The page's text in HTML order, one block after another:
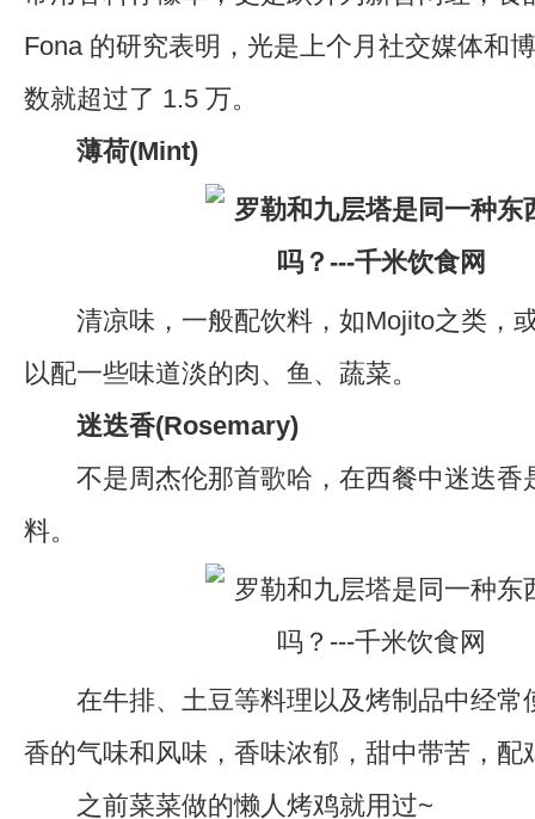
Fona 的研究表明，光是上个月社交媒体和
数就超过了 1.5 万。
薄荷(Mint)
清凉味，一般配饮料，如Mojito之类，
以配一些味道淡的肉、鱼、蔬菜。
迷迭香(Rosemary)
不是周杰伦那首歌哈，在西餐中迷迭香
料。
在牛排、土豆等料理以及烤制品中经常
香的气味和风味，香味浓郁，甜中带苦，配
之前菜菜做的懒人烤鸡就用过~